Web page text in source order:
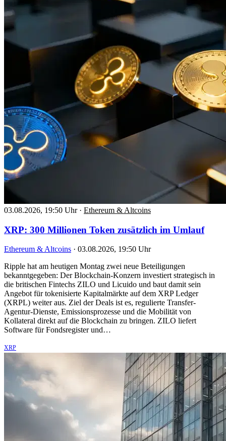
03.08.2026, 19:50 Uhr · Ethereum & Altcoins
XRP: 300 Millionen Token zusätzlich im Umlauf
Ethereum & Altcoins · 03.08.2026, 19:50 Uhr
Ripple hat am heutigen Montag zwei neue Beteiligungen
bekanntgegeben: Der Blockchain-Konzern investiert strategisch in
die britischen Fintechs ZILO und Licuido und baut damit sein
Angebot für tokenisierte Kapitalmärkte auf dem XRP Ledger
(XRPL) weiter aus. Ziel der Deals ist es, regulierte Transfer-
Agentur-Dienste, Emissionsprozesse und die Mobilität von
Kollateral direkt auf die Blockchain zu bringen. ZILO liefert
Software für Fondsregister und…
XRP